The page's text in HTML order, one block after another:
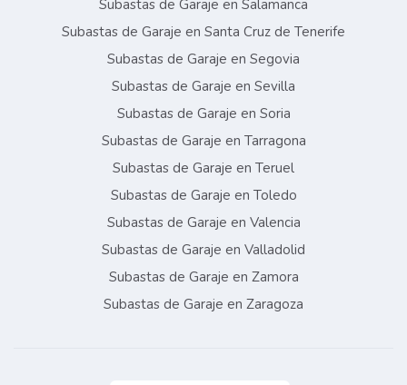
Subastas de Garaje en Salamanca
Subastas de Garaje en Santa Cruz de Tenerife
Subastas de Garaje en Segovia
Subastas de Garaje en Sevilla
Subastas de Garaje en Soria
Subastas de Garaje en Tarragona
Subastas de Garaje en Teruel
Subastas de Garaje en Toledo
Subastas de Garaje en Valencia
Subastas de Garaje en Valladolid
Subastas de Garaje en Zamora
Subastas de Garaje en Zaragoza